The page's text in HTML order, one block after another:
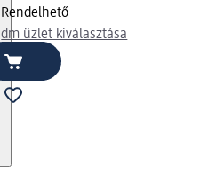
Rendelhető
dm üzlet kiválasztása